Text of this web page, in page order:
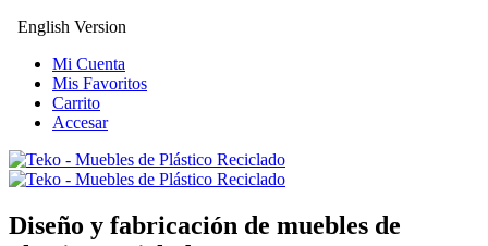
English Version
Mi Cuenta
Mis Favoritos
Carrito
Accesar
Diseño y fabricación de muebles de